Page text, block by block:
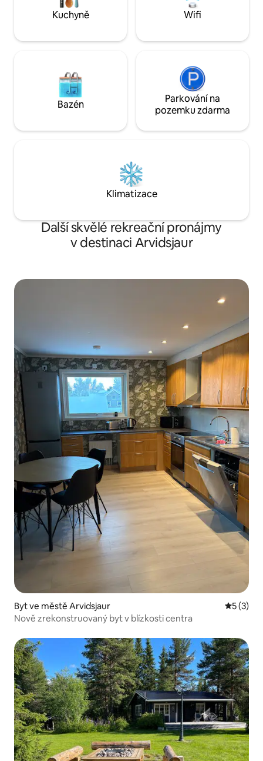
plochu.
Kuchyně Wifi
Bazén
Parkování na
pozemku zdarma
Klimatizace
Další skvělé rekreační pronájmy
v destinaci Arvidsjaur
Byt ve městě Arvidsjaur
5 (3)
Nově zrekonstruovaný byt v blízkosti centra